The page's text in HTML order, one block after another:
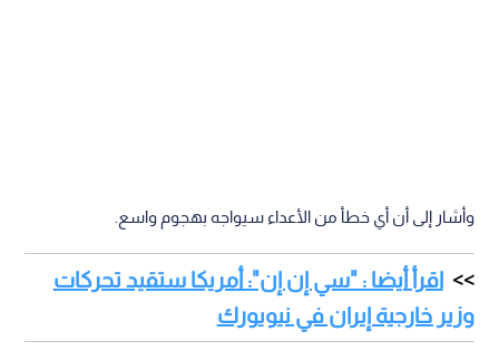
وأشار إلى أن أي خطأ من الأعداء سيواجه بهجوم واسع.
اقرأ أيضا : "سي إن إن": أمريكا ستقيد تحركات
وزير خارجية إيران في نيويورك